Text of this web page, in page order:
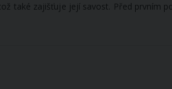
také zajišťuje její savost. Před prvním